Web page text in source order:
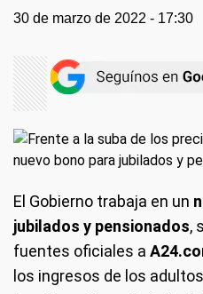
30 de marzo de 2022 - 17:30
El Gobierno trabaja en un
jubilados y pensionados,
fuentes oficiales a
los ingresos de los